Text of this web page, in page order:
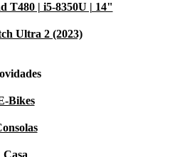
T480 | i5-8350U | 14"
Ultra 2 (2023)
Bikes
Casa